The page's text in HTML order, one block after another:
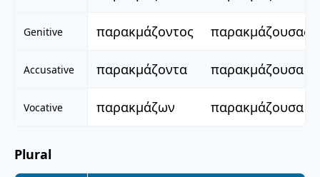
Genitive παρακμάζοντος παρακμάζουσας
Accusative παρακμάζοντα παρακμάζουσα
Vocative παρακμάζων παρακμάζουσα
Plural